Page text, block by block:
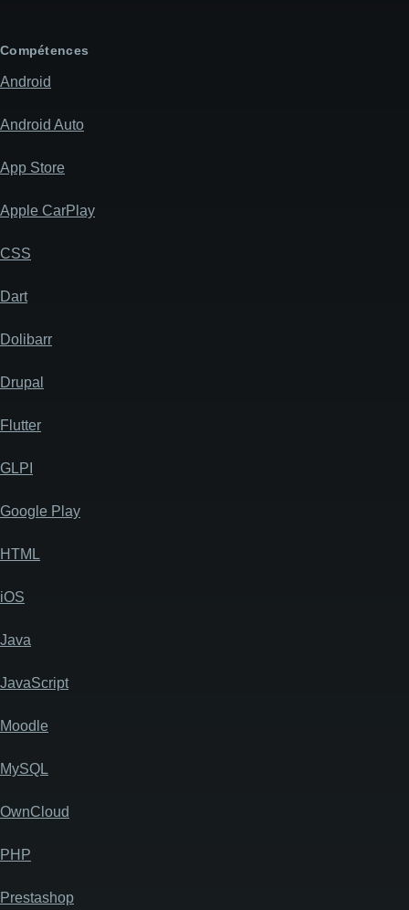
message
Compétences
Android
Android Auto
App Store
Apple CarPlay
CSS
Dart
Dolibarr
Drupal
Flutter
GLPI
Google Play
HTML
iOS
Java
JavaScript
Moodle
MySQL
OwnCloud
PHP
Prestashop